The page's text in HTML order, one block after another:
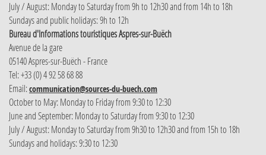
July / August: Monday to Saturday from 9h to 12h30 and from 14h to 18h
Sundays and public holidays: 9h to 12h
Bureau d'Informations touristiques Aspres-sur-Buëch
Avenue de la gare
05140 Aspres-sur-Buëch - France
Tel: +33 (0) 4 92 58 68 88
Email:communication@sources-du-buech.com
October to May: Monday to Friday from 9:30 to 12:30
June and September: Monday to Saturday from 9:30 to 12:30
July / August: Monday to Saturday from 9h30 to 12h30 and from 15h to 18h
Sundays and holidays: 9:30 to 12:30